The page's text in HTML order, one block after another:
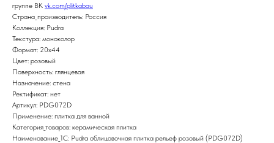
группе ВК vk.com/plitkabau
Страна_производитель: Россия
Коллекция: Pudra
Текстура: моноколор
Формат: 20x44
Цвет: розовый
Поверхность: глянцевая
Назначение: стена
Ректификат: нет
Артикул: PDG072D
Применение: плитка для ванной
Категория_товаров: керамическая плитка
Наименование_1С: Pudra облицовочная плитка рельеф розовый (PDG072D)